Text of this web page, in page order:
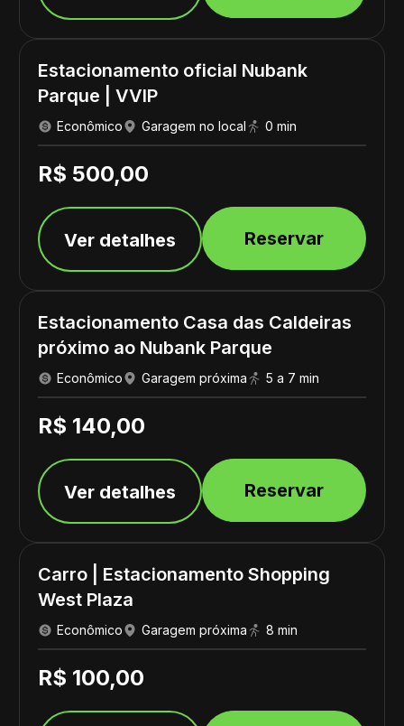
Estacionamento oficial Nubank
Parque | VVIP
Econômico Garagem no local 0 min
R$ 500,00
Ver detalhes Reservar
Estacionamento Casa das Caldeiras
próximo ao Nubank Parque
Econômico Garagem próxima 5 a 7 min
R$ 140,00
Ver detalhes Reservar
Carro | Estacionamento Shopping
West Plaza
Econômico Garagem próxima 8 min
R$ 100,00